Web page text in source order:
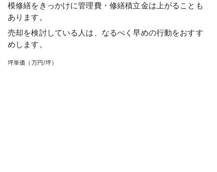
模修繕をきっかけに管理費・修繕積立金は上がることも
あります。
売却を検討している人は、なるべく早めの行動をおすす
めします。
坪単価（万円/坪）